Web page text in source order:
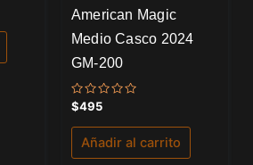
American Magic
Medio Casco 2024
GM-200
Valorado
con
0
de
$495
Añadir al carrito